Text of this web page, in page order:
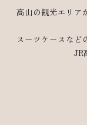
高山の観光エリア
スーツケースなど
JR